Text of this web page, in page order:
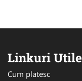
Linkuri Utile
Cum platesc